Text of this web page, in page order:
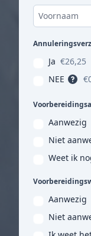
Ja €26,25
NEE
Aanwezig
Niet
Weet ik
Aanwezig
Niet